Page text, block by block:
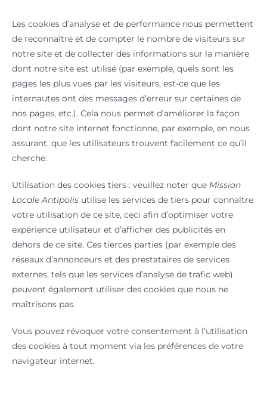
Les cookies d’analyse et de performance nous permettent
de reconnaître et de compter le nombre de visiteurs sur
notre site et de collecter des informations sur la manière
dont notre site est utilisé (par exemple, quels sont les
pages les plus vues par les visiteurs, est-ce que les
internautes ont des messages d’erreur sur certaines de
nos pages, etc.). Cela nous permet d’améliorer la façon
dont notre site internet fonctionne, par exemple, en nous
assurant, que les utilisateurs trouvent facilement ce qu’il
cherche.
Utilisation des cookies tiers : veuillez noter que Mission
Locale Antipolisutilise les services de tiers pour connaître
votre utilisation de ce site, ceci afin d’optimiser votre
expérience utilisateur et d’afficher des publicités en
dehors de ce site. Ces tierces parties (par exemple des
réseaux d’annonceurs et des prestataires de services
externes, tels que les services d’analyse de trafic web)
peuvent également utiliser des cookies que nous ne
maîtrisons pas.
Vous pouvez révoquer votre consentement à l’utilisation
des cookies à tout moment via les préférences de votre
navigateur internet.